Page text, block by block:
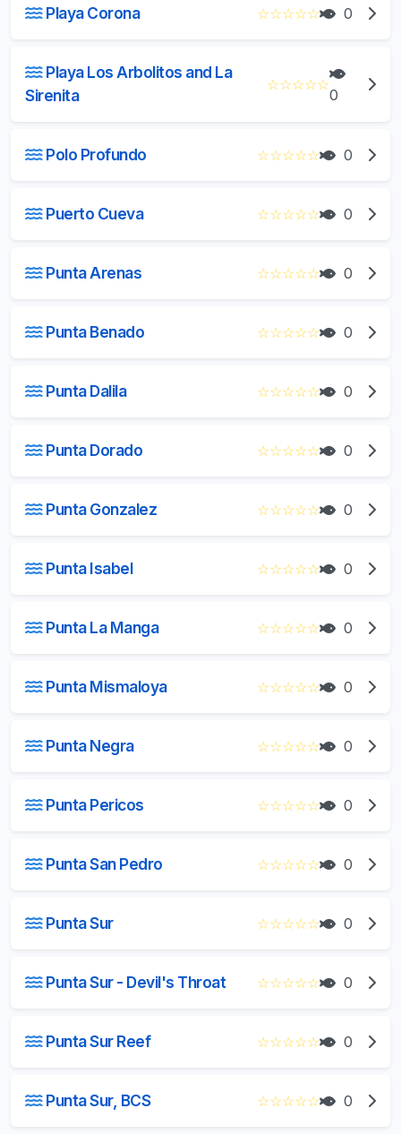
Playa Corona ☆☆☆☆☆ 0
Playa Los Arbolitos and La
Sirenita
☆☆☆☆☆
0
Polo Profundo ☆☆☆☆☆ 0
Puerto Cueva ☆☆☆☆☆ 0
Punta Arenas ☆☆☆☆☆ 0
Punta Benado ☆☆☆☆☆ 0
Punta Dalila ☆☆☆☆☆ 0
Punta Dorado ☆☆☆☆☆ 0
Punta Gonzalez ☆☆☆☆☆ 0
Punta Isabel ☆☆☆☆☆ 0
Punta La Manga ☆☆☆☆☆ 0
Punta Mismaloya ☆☆☆☆☆ 0
Punta Negra ☆☆☆☆☆ 0
Punta Pericos ☆☆☆☆☆ 0
Punta San Pedro ☆☆☆☆☆ 0
Punta Sur ☆☆☆☆☆ 0
Punta Sur - Devil's Throat ☆☆☆☆☆ 0
Punta Sur Reef ☆☆☆☆☆ 0
Punta Sur, BCS ☆☆☆☆☆ 0